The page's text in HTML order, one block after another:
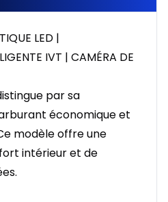
LED |
IVT | CAMÉRA DE
par sa
économique et
modèle offre une
intérieur et de